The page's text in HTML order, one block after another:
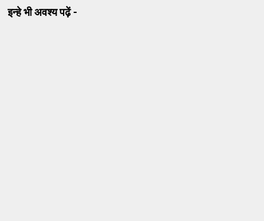
इन्हे भी अवश्य पढ़ें -